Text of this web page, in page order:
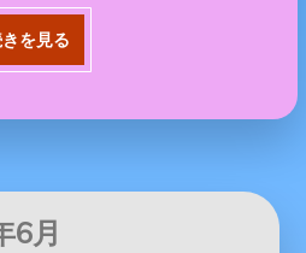
を見る
6月